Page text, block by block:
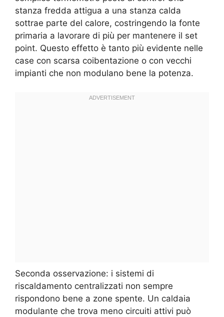
stanza fredda attigua a una stanza calda
sottrae parte del calore, costringendo la fonte
primaria a lavorare di più per mantenere il set
point. Questo effetto è tanto più evidente nelle
case con scarsa coibentazione o con vecchi
impianti che non modulano bene la potenza.
Seconda osservazione: i sistemi di
riscaldamento centralizzati non sempre
rispondono bene a zone spente. Un caldaia
modulante che trova meno circuiti attivi può